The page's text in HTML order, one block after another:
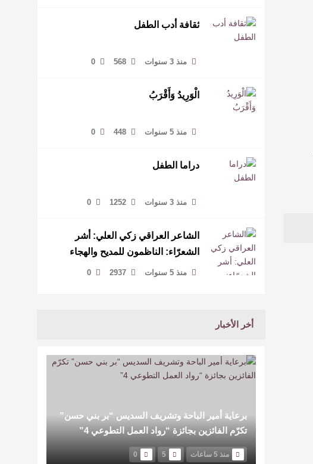
ثقافة أدب الطفل
منذ 3 سنوات 568
0
الْوَرِيدُ وَأَقْرَبُ
منذ 5 سنوات 448
0
دراما الطفل
منذ 3 سنوات 1252
0
الشاعر العراقي زكي العلي: أشر
الشعرّاء: الناظمون للمديح والهجاء
منذ 5 سنوات 2937
0
أخر الأخبار
برعاية أمير الباحة وتشريف السديس “بر بني حسن”
تكرّم الفائزين بجائزة “رواد العمل التطوعي 4”
منذ 5 ساعات 5
0